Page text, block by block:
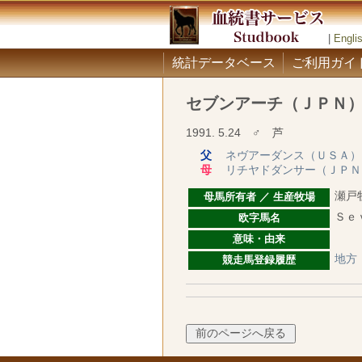
統計データベース ご利用ガイ
セブンアーチ（ＪＰＮ
1991. 5.24 ♂ 芦
父
ネヴアーダンス（ＵＳＡ）
母
リチヤドダンサー（ＪＰ
母馬所有者 ／ 生産牧場 瀬戸
欧字馬名 Ｓ
意味・由来
競走馬登録履歴
地方